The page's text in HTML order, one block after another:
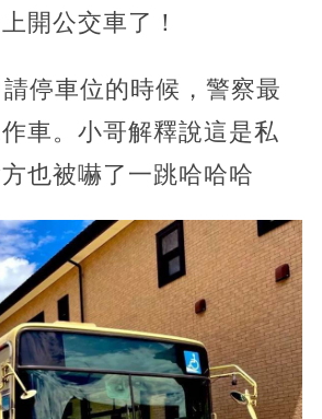
開公交車了！
停車位的時候，警察最
車。小哥解釋說這是私
也被嚇了一跳哈哈哈